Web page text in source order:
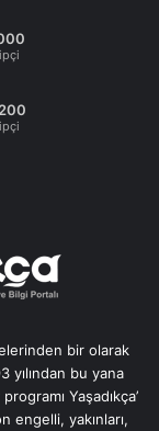
bir olarak
yılından bu yana
Yaşadıkça’
engelli, yakınları,